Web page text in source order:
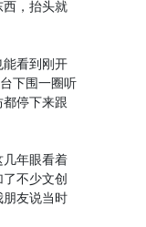
，抬头就
看到刚开
下围一圈听
停下来跟
年眼看着
不少文创
友说当时